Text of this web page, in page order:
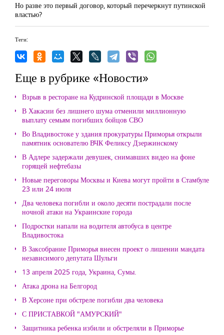
Но разве это первый договор, который перечеркнут путинской
властью?
Теги:
Еще в рубрике «Новости»
Взрыв в ресторане на Кудринской площади в Москве
В Хакасии без лишнего шума отменили миллионную
выплату семьям погибших бойцов СВО
Во Владивостоке у здания прокуратуры Приморья открыли
памятник основателю ВЧК Феликсу Дзержинскому
В Адлере задержали девушек, снимавших видео на фоне
горящей нефтебазы
Новые переговоры Москвы и Киева могут пройти в Стамбуле
23 или 24 июля
Два человека погибли и около десяти пострадали после
ночной атаки на Украинские города
Подростки напали на водителя автобуса в центре
Владивостока
В Заксобрание Приморья внесен проект о лишении мандата
независимого депутата Шульги
13 апреля 2025 года, Украина, Сумы.
Атака дрона на Белгород
В Херсоне при обстреле погибли два человека
С ПРИСТАВКОЙ "АМУРСКИЙ"
Защитника ребенка избили и обстреляли в Приморье